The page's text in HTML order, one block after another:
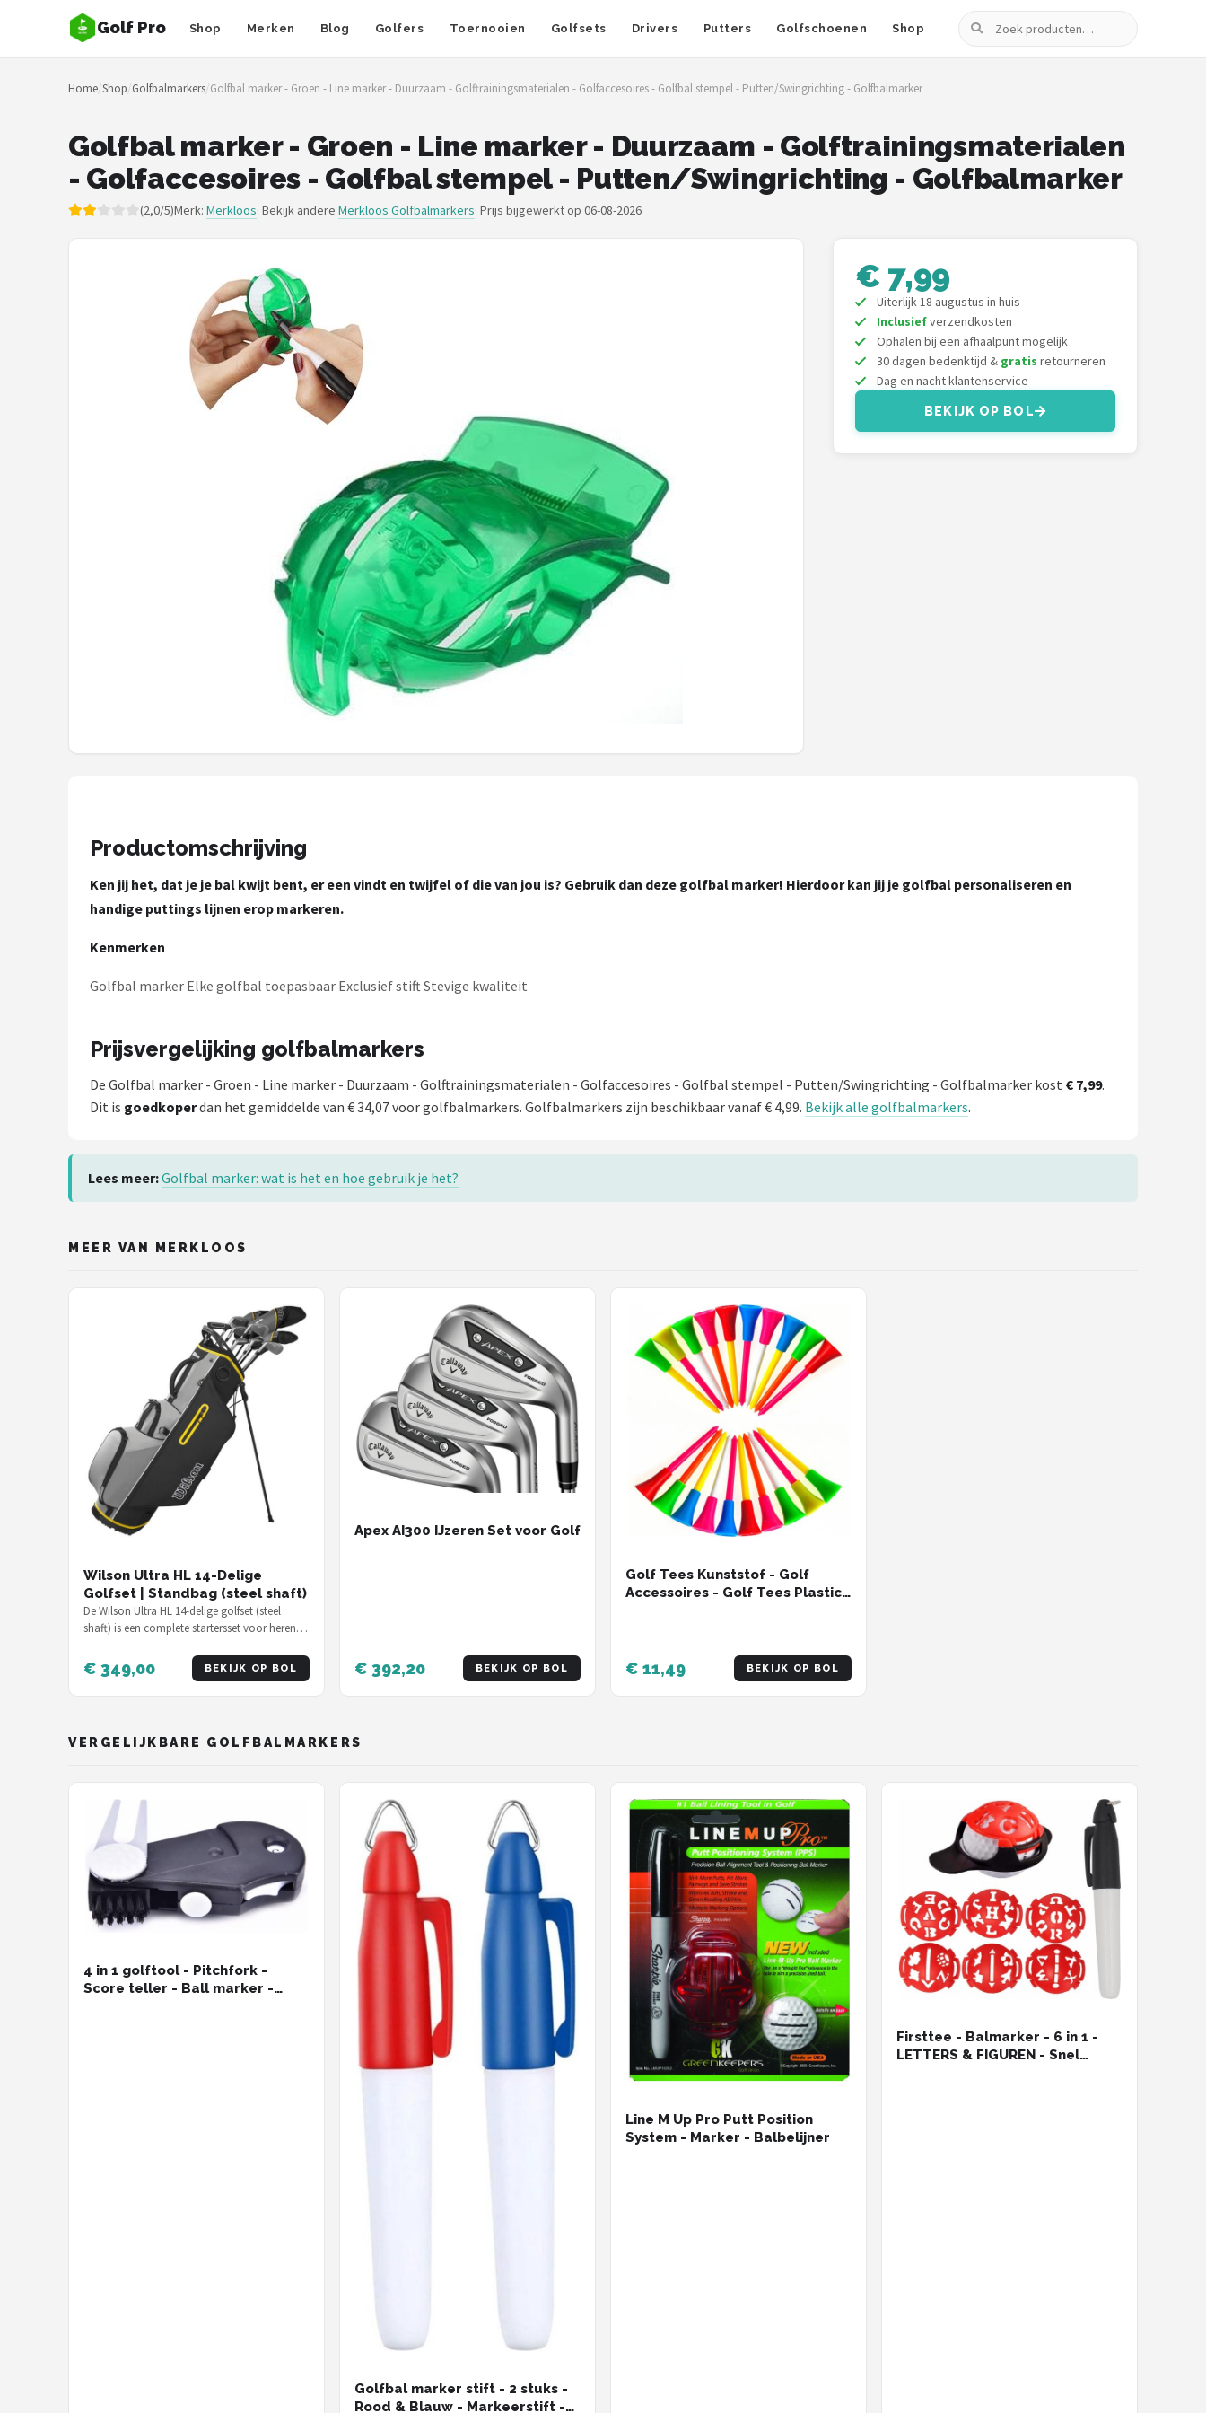
Golf Pro Shop Merken Blog Golfers Toernooien Golfsets Drivers Putters Golfschoenen Shop
Zoeken
Zoeken
NAVIGATIE
Merken
FastFold
Home/Shop/Golfbalmarkers/Golfbal marker - Groen - Line marker - Duurzaam - Golftrainingsmaterialen - Golfaccesoires - Golfbal stempel - Putten/Swingrichting - Golfbalmarker
Golfbal marker - Groen - Line marker - Duurzaam - Golftrainingsmaterialen
- Golfaccesoires - Golfbal stempel - Putten/Swingrichting - Golfbalmarker
(2,0/5)Merk: Merkloos· Bekijk andere Merkloos Golfbalmarkers· Prijs bijgewerkt op 06-08-2026
€ 7,99
Uiterlijk 18 augustus in huis
Inclusiefverzendkosten
Ophalen bij een afhaalpunt mogelijk
30 dagen bedenktijd & gratis retourneren
Dag en nacht klantenservice
BEKIJK OP BOL
Productomschrijving
Ken jij het, dat je je bal kwijt bent, er een vindt en twijfel of die van jou is? Gebruik dan deze golfbal marker! Hierdoor kan jij je golfbal personaliseren en
handige puttings lijnen erop markeren.
Kenmerken
Golfbal marker Elke golfbal toepasbaar Exclusief stift Stevige kwaliteit
Prijsvergelijking golfbalmarkers
De Golfbal marker - Groen - Line marker - Duurzaam - Golftrainingsmaterialen - Golfaccesoires - Golfbal stempel - Putten/Swingrichting - Golfbalmarker kost € 7,99.
Dit is goedkoperdan het gemiddelde van € 34,07 voor golfbalmarkers. Golfbalmarkers zijn beschikbaar vanaf € 4,99. Bekijk alle golfbalmarkers.
Lees meer:Golfbal marker: wat is het en hoe gebruik je het?
MEER VAN MERKLOOS
Wilson Ultra HL 14-Delige
Golfset | Standbag (steel shaft)
De Wilson Ultra HL 14-delige golfset (steel
shaft) is een complete startersset voor heren
€ 349,00 BEKIJK OP BOL
Apex AI300 IJzeren Set voor Golf
€ 392,20 BEKIJK OP BOL
Golf Tees Kunststof - Golf
Accessoires - Golf Tees Plastic -
€ 11,49 BEKIJK OP BOL
VERGELIJKBARE GOLFBALMARKERS
4 in 1 golftool - Pitchfork -
Score teller - Ball marker -
Golfbal marker stift - 2 stuks -
Rood & Blauw - Markeerstift -
Line M Up Pro Putt Position
System - Marker - Balbelijner
Firsttee - Balmarker - 6 in 1 -
LETTERS & FIGUREN - Snel